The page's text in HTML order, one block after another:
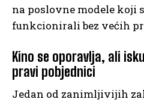
na poslovne modele koji
funkcionirali bez većih
Kino se oporavlja, ali
pravi pobjednici
Jedan od zanimljivijih